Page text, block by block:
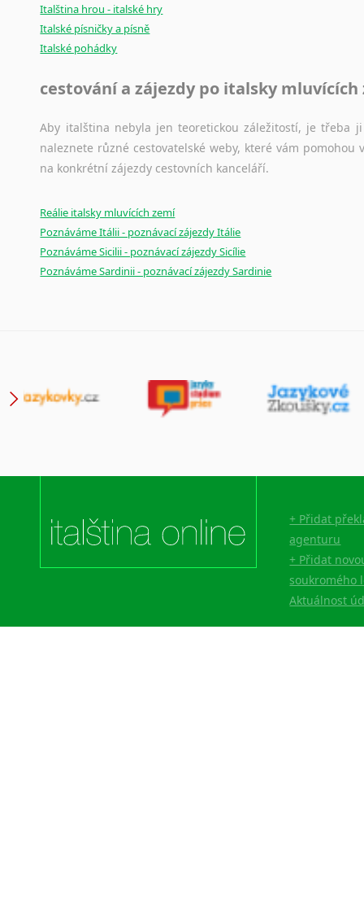
Italština hrou - italské hry
Italské písničky a písně
Italské pohádky
cestování a zájezdy po italsky mluvících
Aby italština nebyla jen teoretickou záležitostí, je třeba
naleznete různé cestovatelské weby, které vám
na konkrétní zájezdy cestovních kanceláří.
Reálie italsky mluvících zemí
Poznáváme Itálii - poznávací zájezdy Itálie
Poznáváme Sicilii - poznávací zájezdy Sicílie
Poznáváme Sardinii - poznávací zájezdy Sardinie
+ Přidat
agenturu
+ Přidat
soukromého
Aktuálnost